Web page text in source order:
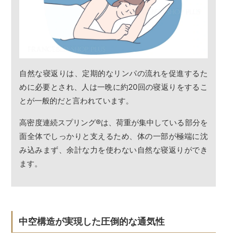
自然な寝返りは、定期的なリンパの流れを促進するた
めに必要とされ、人は一晩に約20回の寝返りをするこ
とが一般的だと言われています。
高密度連続スプリング®は、荷重が集中している部分を
面全体でしっかりと支えるため、体の一部が極端に沈
み込みまず、余計な力を使わない自然な寝返りができ
ます。
中空構造が実現した圧倒的な通気性